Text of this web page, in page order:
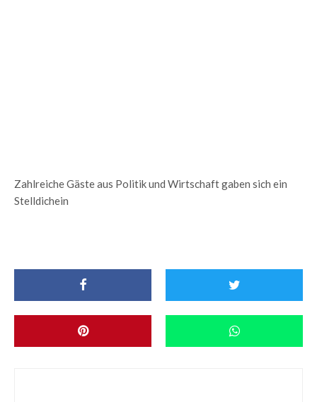
Zahlreiche Gäste aus Politik und Wirtschaft gaben sich ein
Stelldichein